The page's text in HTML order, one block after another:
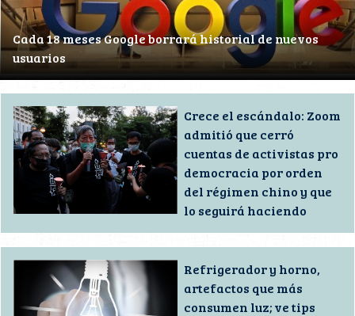
Cada 18 meses Google borrará historial de nuevos
usuarios
Crece el escándalo: Zoom
admitió que cerró
cuentas de activistas pro
democracia por orden
del régimen chino y que
lo seguirá haciendo
Refrigerador y horno,
artefactos que más
consumen luz; ve tips